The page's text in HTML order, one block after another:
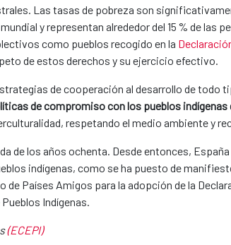
Las tasas de pobreza son
y representan alrededor del 15 % de las
como pueblos recogido en la
de estos derechos y su ejercicio efectivo.
de cooperación al desarrollo de todo
de compromiso con los pueblos
respetando el medio ambiente y
de los años ochenta. Desde entonces,
indígenas, como se ha puesto de
de Países Amigos para la adopción de la
Indígenas.
(ECEP​I)​​​